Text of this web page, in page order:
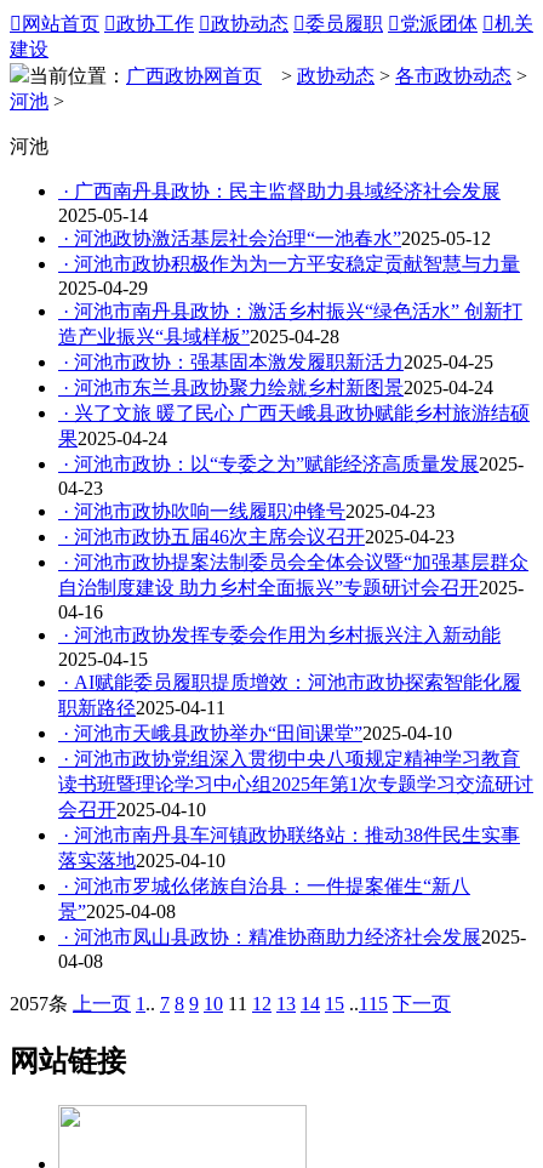
 网站首页 政协工作 政协动态 委员履职 党派团体 机关
建设
当前位置： 广西政协网首页 > 政协动态 > 各市政协动态 >
河池 >
河池
· 广西南丹县政协：民主监督助力县域经济社会发展
2025-05-14
· 河池政协激活基层社会治理“一池春水”2025-05-12
· 河池市政协积极作为为一方平安稳定贡献智慧与力量
2025-04-29
· 河池市南丹县政协：激活乡村振兴“绿色活水” 创新打
造产业振兴“县域样板”2025-04-28
· 河池市政协：强基固本激发履职新活力2025-04-25
· 河池市东兰县政协聚力绘就乡村新图景2025-04-24
· 兴了文旅 暖了民心 广西天峨县政协赋能乡村旅游结硕
果2025-04-24
· 河池市政协：以“专委之为”赋能经济高质量发展2025-
04-23
· 河池市政协吹响一线履职冲锋号2025-04-23
· 河池市政协五届46次主席会议召开2025-04-23
· 河池市政协提案法制委员会全体会议暨“加强基层群众
自治制度建设 助力乡村全面振兴”专题研讨会召开2025-
04-16
· 河池市政协发挥专委会作用为乡村振兴注入新动能
2025-04-15
· AI赋能委员履职提质增效：河池市政协探索智能化履
职新路径2025-04-11
· 河池市天峨县政协举办“田间课堂”2025-04-10
· 河池市政协党组深入贯彻中央八项规定精神学习教育
读书班暨理论学习中心组2025年第1次专题学习交流研讨
会召开2025-04-10
· 河池市南丹县车河镇政协联络站：推动38件民生实事
落实落地2025-04-10
· 河池市罗城仫佬族自治县：一件提案催生“新八
景”2025-04-08
· 河池市凤山县政协：精准协商助力经济社会发展2025-
04-08
2057条 上一页 1 .. 7 8 9 10 11 12 13 14 15 ..115 下一页
网站链接